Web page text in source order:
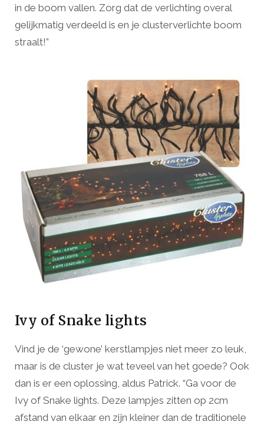
in de boom vallen. Zorg dat de verlichting overal
gelijkmatig verdeeld is en je clusterverlichte boom
straalt!”
Ivy of Snake lights
Vind je de ‘gewone’ kerstlampjes niet meer zo leuk,
maar is de cluster je wat teveel van het goede? Ook
dan is er een oplossing, aldus Patrick. “Ga voor de
Ivy of Snake lights. Deze lampjes zitten op 2cm
afstand van elkaar en zijn kleiner dan de traditionele